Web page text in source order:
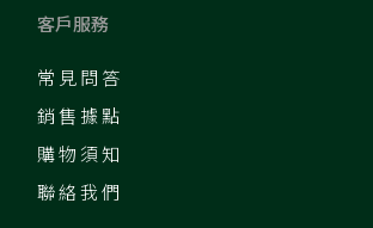
客戶服務
常見問答
銷售據點
購物須知
聯絡我們